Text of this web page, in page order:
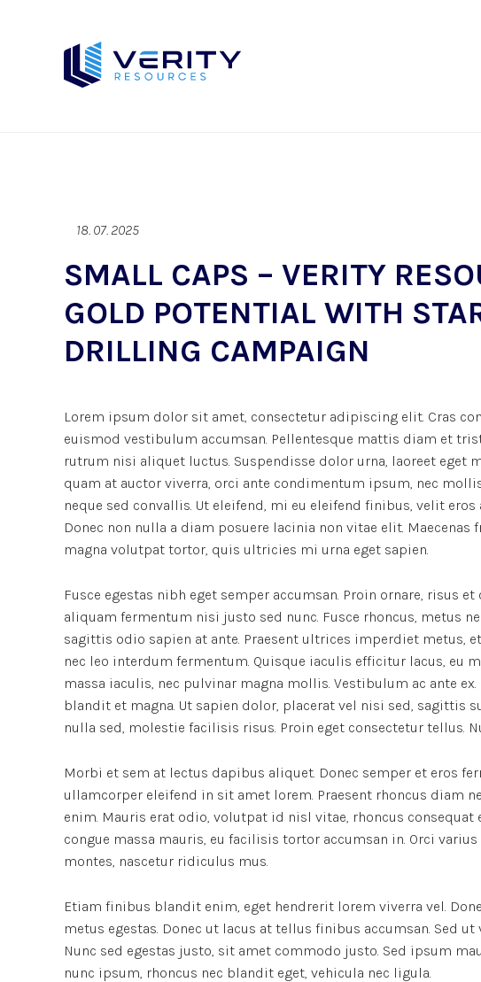
18. 07. 2025
SMALL CAPS – VERITY
GOLD POTENTIAL WITH
DRILLING CAMPAIGN
Lorem ipsum dolor sit amet, consectetur adipiscing elit. Cras
euismod vestibulum accumsan. Pellentesque mattis diam et
rutrum nisi aliquet luctus. Suspendisse dolor urna, laoreet eget
quam at auctor viverra, orci ante condimentum ipsum, nec
neque sed convallis. Ut eleifend, mi eu eleifend finibus, velit
Donec non nulla a diam posuere lacinia non vitae elit.
magna volutpat tortor, quis ultricies mi urna eget sapien.
Fusce egestas nibh eget semper accumsan. Proin ornare, risus
aliquam fermentum nisi justo sed nunc. Fusce rhoncus, metus
sagittis odio sapien at ante. Praesent ultrices imperdiet metus,
nec leo interdum fermentum. Quisque iaculis efficitur lacus, eu
massa iaculis, nec pulvinar magna mollis. Vestibulum ac ante
blandit et magna. Ut sapien dolor, placerat vel nisi sed, sagittis
nulla sed, molestie facilisis risus. Proin eget consectetur tellus.
Morbi et sem at lectus dapibus aliquet. Donec semper et eros
ullamcorper eleifend in sit amet lorem. Praesent rhoncus diam
enim. Mauris erat odio, volutpat id nisl vitae, rhoncus consequat
congue massa mauris, eu facilisis tortor accumsan in. Orci
montes, nascetur ridiculus mus.
Etiam finibus blandit enim, eget hendrerit lorem viverra vel.
metus egestas. Donec ut lacus at tellus finibus accumsan. Sed
Nunc sed egestas justo, sit amet commodo justo. Sed ipsum
nunc ipsum, rhoncus nec blandit eget, vehicula nec ligula.